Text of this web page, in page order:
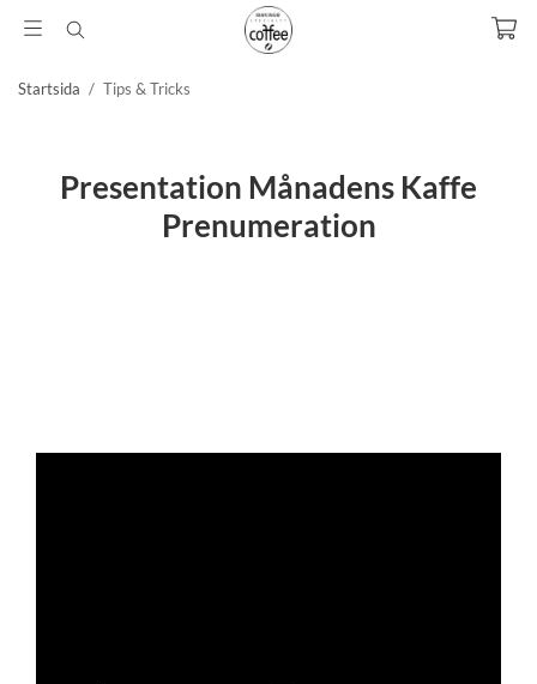
Startsida / Tips & Tricks
Presentation Månadens Kaffe
Prenumeration